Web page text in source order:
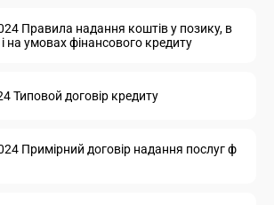
Правила надання коштів у позику, в
на умовах фінансового кредиту
Типовой договір кредиту
Примірний договір надання послуг ф